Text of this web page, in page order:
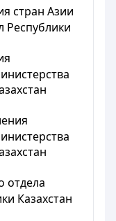
стран Азии
Республики
отдела
Казахстан